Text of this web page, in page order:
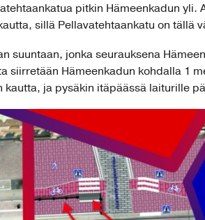
pitkin Hämeenkadun yli.
sillä Pellavatehtaankatu on tällä
suuntaan, jonka seurauksena
siirretään Hämeenkadun kohdalla 1
ja pysäkin itäpäässä laiturille